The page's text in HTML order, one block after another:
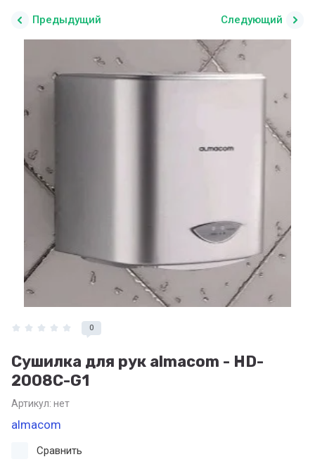
Предыдущий Следующий
0
Сушилка для рук almacom - HD-
2008C-G1
Артикул: нет
almacom
Сравнить